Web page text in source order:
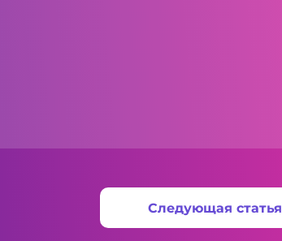
Следующая статья